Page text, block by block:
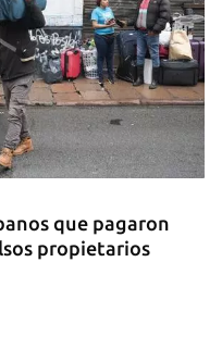
que pagaron
propietarios